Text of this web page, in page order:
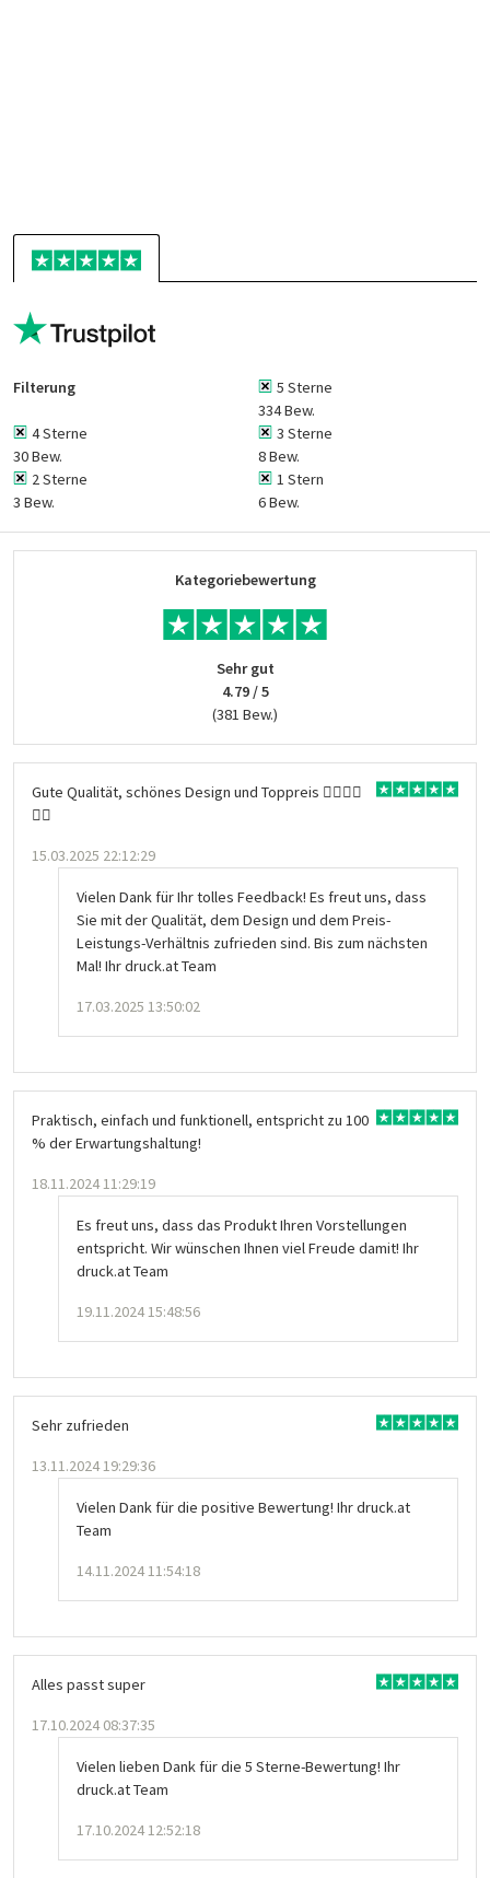
Filterung
5 Sterne
334 Bew.
4 Sterne
30 Bew.
3 Sterne
8 Bew.
2 Sterne
3 Bew.
1 Stern
6 Bew.
Gute Qualität, schönes Design und Toppreis 👍🏻👍🏻
👍🏻
15.03.2025 22:12:29
Vielen Dank für Ihr tolles Feedback! Es freut uns, dass
Sie mit der Qualität, dem Design und dem Preis-
Leistungs-Verhältnis zufrieden sind. Bis zum nächsten
Mal! Ihr druck.at Team
17.03.2025 13:50:02
Praktisch, einfach und funktionell, entspricht zu 100
% der Erwartungshaltung!
18.11.2024 11:29:19
Es freut uns, dass das Produkt Ihren Vorstellungen
entspricht. Wir wünschen Ihnen viel Freude damit! Ihr
druck.at Team
19.11.2024 15:48:56
Sehr zufrieden
13.11.2024 19:29:36
Vielen Dank für die positive Bewertung! Ihr druck.at
Team
14.11.2024 11:54:18
Alles passt super
17.10.2024 08:37:35
Vielen lieben Dank für die 5 Sterne-Bewertung! Ihr
druck.at Team
17.10.2024 12:52:18
Kategoriebewertung
Sehr gut
4.79 / 5
(381 Bew.)